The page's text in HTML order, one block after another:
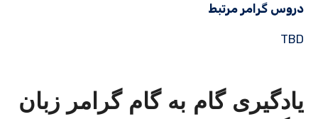
دروس گرامر مرتبط
TBD
یادگیری گام به گام گرامر زبان